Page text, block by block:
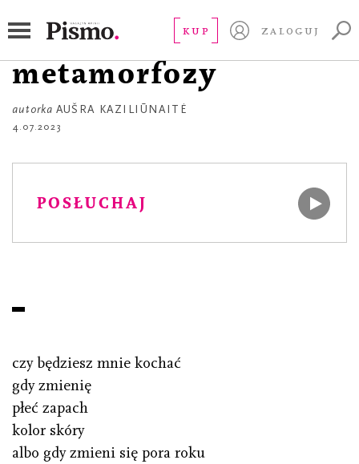
KUP ZALOGUJ
niewidzialne
metamorfozy
autorka AUŠRA KAZILIŪNAITĖ
4.07.2023
POSŁUCHAJ
czy będziesz mnie kochać
gdy zmienię
płeć zapach
kolor skóry
albo gdy zmieni się pora roku